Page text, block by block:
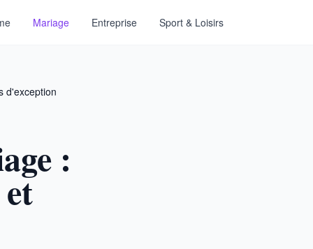
Mariage Entreprise Sport & Loisirs
d'exception
: